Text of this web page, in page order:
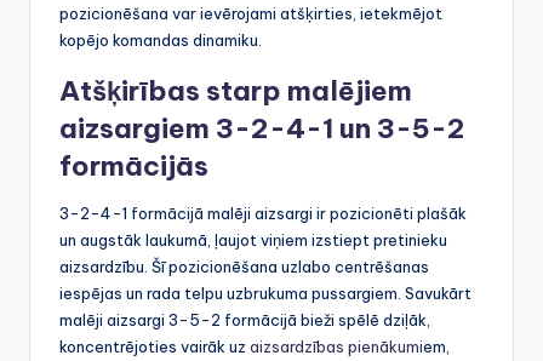
pozicionēšana var ievērojami atšķirties, ietekmējot
kopējo komandas dinamiku.
Atšķirības starp malējiem
aizsargiem 3-2-4-1 un 3-5-2
formācijās
3-2-4-1 formācijā malēji aizsargi ir pozicionēti plašāk
un augstāk laukumā, ļaujot viņiem izstiept pretinieku
aizsardzību. Šī pozicionēšana uzlabo centrēšanas
iespējas un rada telpu uzbrukuma pussargiem. Savukārt
malēji aizsargi 3-5-2 formācijā bieži spēlē dziļāk,
koncentrējoties vairāk uz aizsardzības pienākumiem,